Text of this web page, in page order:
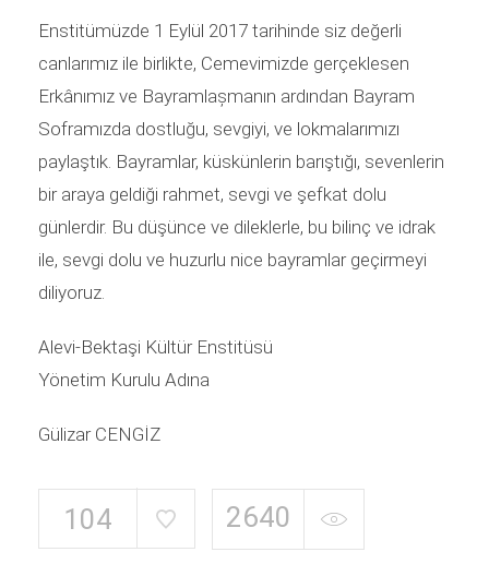
Enstitümüzde 1 Eylül 2017 tarihinde siz değerli
canlarımız ile birlikte, Cemevimizde gerçeklesen
Erkânımız ve Bayramlașmanın ardından Bayram
Soframızda dostluğu, sevgiyi, ve lokmalarımızı
paylaştık. Bayramlar, küskünlerin barıştığı, sevenlerin
bir araya geldiği rahmet, sevgi ve şefkat dolu
günlerdir. Bu düşünce ve dileklerle, bu bilinç ve idrak
ile, sevgi dolu ve huzurlu nice bayramlar geçirmeyi
diliyoruz.
Alevi-Bektaşi Kültür Enstitüsü
Yönetim Kurulu Adına
Gülizar CENGİZ
104 2640